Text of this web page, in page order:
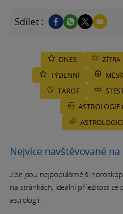
Sdílet :
DNES ZÍTRA
TÝDENNÍ
TAROT
ASTROLOGIE
Nejvíce navštěvované
Zde jsou nejpopulárnější
na stránkách, ideální příležitost se
astrologií.